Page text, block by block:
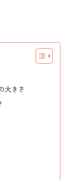
大きさ